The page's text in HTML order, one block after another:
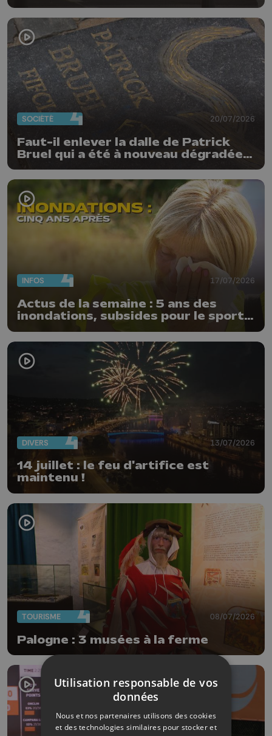
Guillemins...
SOCIÉTÉ 20/07/2026
Faut-il enlever la dalle de Patrick
Bruel qui a été à nouveau dégradée ?
"Nos ouvriers sont en vacances"
INFOS 17/07/2026
Actus de la semaine : 5 ans des
inondations, subsides pour le sport
DIVERS 13/07/2026
14 juillet : le feu d'artifice est
maintenu !
TOURISME 08/07/2026
Palogne : 3 musées à la ferme
Utilisation responsable de vos
données
Nous et nos partenaires utilisons des cookies
et des technologies similaires pour stocker et